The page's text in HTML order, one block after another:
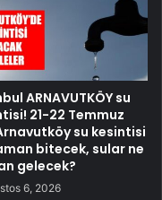
ARNAVUTKÖY su
21-22 Temmuz
su kesintisi
bitecek, sular ne
gelecek?
6, 2026